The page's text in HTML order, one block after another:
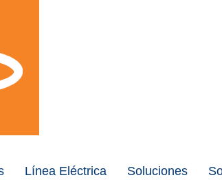
Línea Eléctrica Soluciones